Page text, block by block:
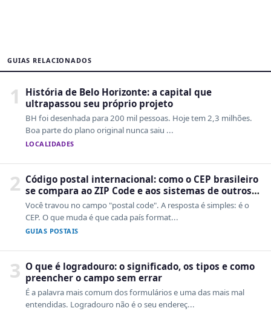
GUIAS RELACIONADOS
1
História de Belo Horizonte: a capital que
ultrapassou seu próprio projeto
BH foi desenhada para 200 mil pessoas. Hoje tem 2,3 milhões.
Boa parte do plano original nunca saiu ...
LOCALIDADES
2 Código postal internacional: como o CEP brasileiro
se compara ao ZIP Code e aos sistemas de outros
países
Você travou no campo "postal code". A resposta é simples: é o
CEP. O que muda é que cada país format...
GUIAS POSTAIS
3 O que é logradouro: o significado, os tipos e como
preencher o campo sem errar
É a palavra mais comum dos formulários e uma das mais mal
entendidas. Logradouro não é o seu endereç...